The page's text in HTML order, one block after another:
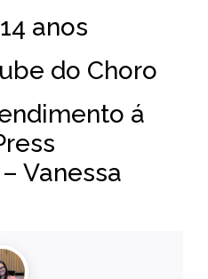
anos
do Choro
á
Vanessa